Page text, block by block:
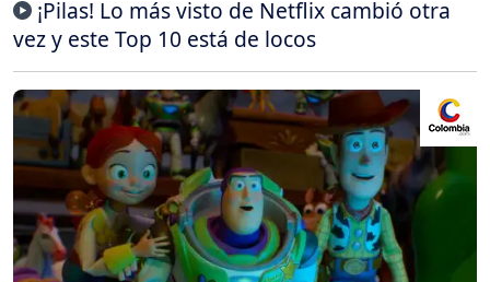
¡Pilas! Lo más visto de Netflix cambió otra
vez y este Top 10 está de locos